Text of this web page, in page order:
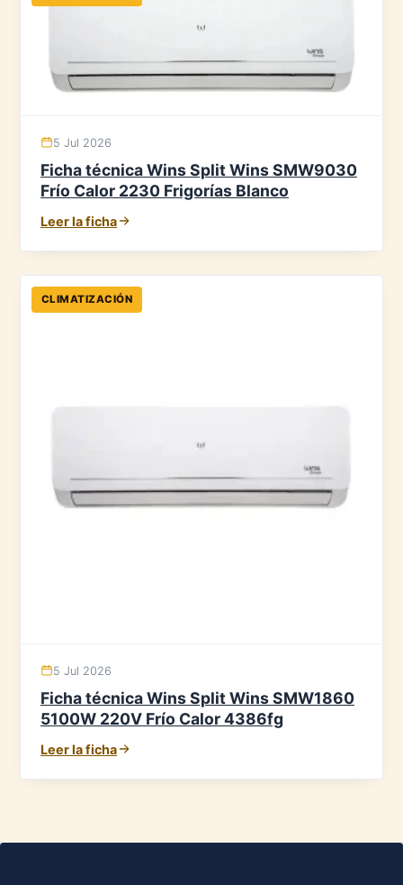
5 Jul 2026
Ficha técnica Wins Split Wins SMW9030
Frío Calor 2230 Frigorías Blanco
Leer la ficha
CLIMATIZACIÓN
5 Jul 2026
Ficha técnica Wins Split Wins SMW1860
5100W 220V Frío Calor 4386fg
Leer la ficha